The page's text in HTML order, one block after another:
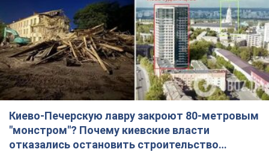
Киево-Печерскую лавру закроют 80-метровым
"монстром"? Почему киевские власти
отказались остановить строительство